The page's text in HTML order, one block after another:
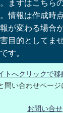
まずはこちら
情報は作成時
が変わる場合
目的としてま
す。
トへクリックで移
問い合わせページ
お問い合せ